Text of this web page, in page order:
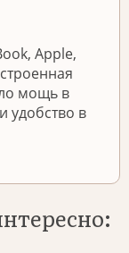
Apple,
мощь в
удобство в